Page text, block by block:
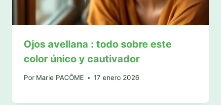
Ojos avellana : todo sobre este
color único y cautivador
Por Marie PACÔME 17 enero 2026